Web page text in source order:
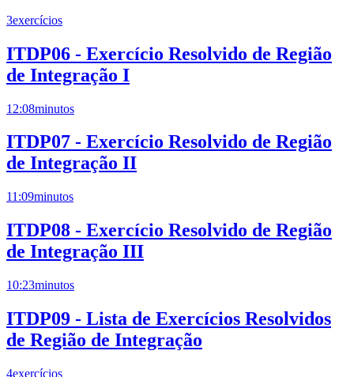
3exercícios
ITDP06 - Exercício Resolvido de Região
de Integração I
12:08minutos
ITDP07 - Exercício Resolvido de Região
de Integração II
11:09minutos
ITDP08 - Exercício Resolvido de Região
de Integração III
10:23minutos
ITDP09 - Lista de Exercícios Resolvidos
de Região de Integração
4exercícios